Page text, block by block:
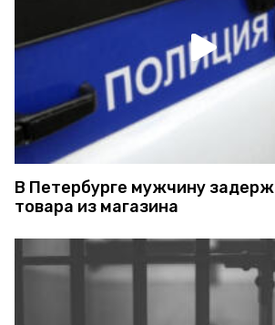
В Петербурге мужчину
товара из магазина